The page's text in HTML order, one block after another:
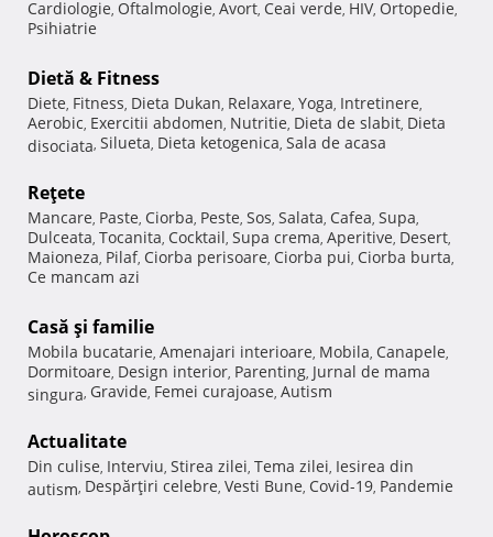
Cardiologie, Oftalmologie, Avort, Ceai verde, HIV, Ortopedie,
Psihiatrie
Dietă & Fitness
Diete, Fitness, Dieta Dukan, Relaxare, Yoga, Intretinere,
Aerobic, Exercitii abdomen, Nutritie, Dieta de slabit, Dieta
disociata, Silueta, Dieta ketogenica, Sala de acasa
Reţete
Mancare, Paste, Ciorba, Peste, Sos, Salata, Cafea, Supa,
Dulceata, Tocanita, Cocktail, Supa crema, Aperitive, Desert,
Maioneza, Pilaf, Ciorba perisoare, Ciorba pui, Ciorba burta,
Ce mancam azi
Casă şi familie
Mobila bucatarie, Amenajari interioare, Mobila, Canapele,
Dormitoare, Design interior, Parenting, Jurnal de mama
singura, Gravide, Femei curajoase, Autism
Actualitate
Din culise, Interviu, Stirea zilei, Tema zilei, Iesirea din
autism, Despărţiri celebre, Vesti Bune, Covid-19, Pandemie